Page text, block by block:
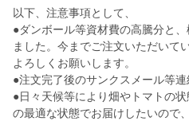
以下、注意事項として、
●ダンボール等資材費の高騰分と
ました。今までご注文いただいて
よろしくお願いします。
●注文完了後のサンクスメール等連
●日々天候等により畑やトマトの
の最適な状態でお届けしたいので